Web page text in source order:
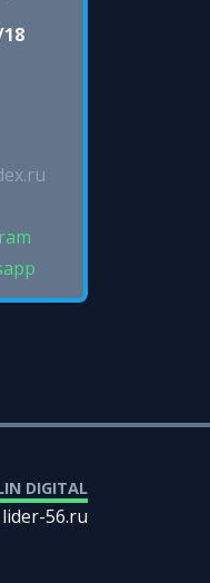
DIGITAL
56.ru